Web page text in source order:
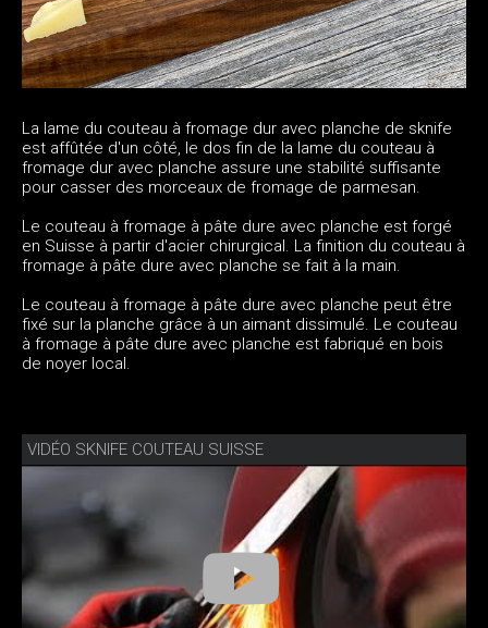
La lame du couteau à fromage dur avec planche de sknife
est affûtée d'un côté, le dos fin de la lame du couteau à
fromage dur avec planche assure une stabilité suffisante
pour casser des morceaux de fromage de parmesan.
Le couteau à fromage à pâte dure avec planche est forgé
en Suisse à partir d'acier chirurgical. La finition du couteau à
fromage à pâte dure avec planche se fait à la main.
Le couteau à fromage à pâte dure avec planche peut être
fixé sur la planche grâce à un aimant dissimulé. Le couteau
à fromage à pâte dure avec planche est fabriqué en bois
de noyer local.
VIDÉO SKNIFE COUTEAU SUISSE